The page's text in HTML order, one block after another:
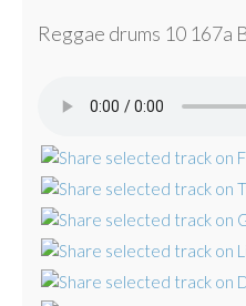
Reggae drums 10 167a